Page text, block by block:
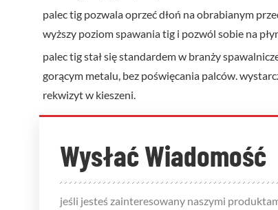
palec tig pozwala oprzeć dłoń na obrabianym
wyższy poziom spawania tig i pozwól sobie na
palec tig stał się standardem w branży
gorącym metalu, bez poświęcania palców.
rekwizyt w kieszeni.
Wysłać Wiadomość
jeśli jesteś zainteresowany naszymi